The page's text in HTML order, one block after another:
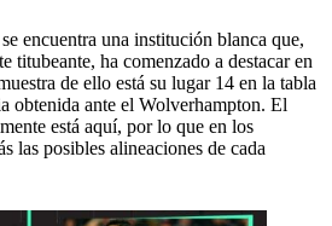
encuentra una institución blanca que,
titubeante, ha comenzado a destacar en
de ello está su lugar 14 en la tabla
obtenida ante el Wolverhampton. El
está aquí, por lo que en los
las posibles alineaciones de cada